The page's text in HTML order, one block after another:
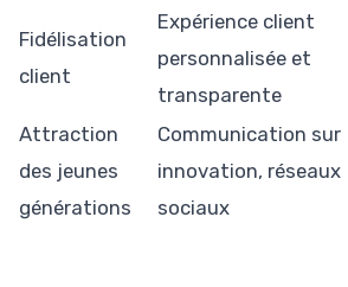
Fidélisation
client
Expérience client
personnalisée et
transparente
Attraction
des jeunes
générations
Communication sur
innovation, réseaux
sociaux